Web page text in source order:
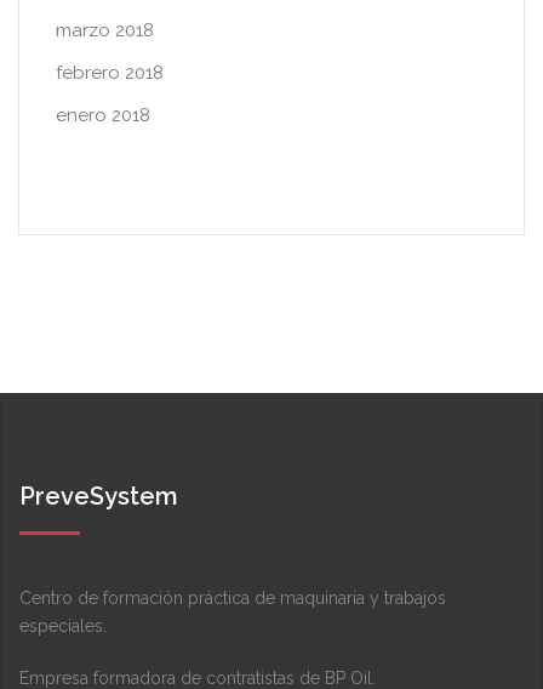
marzo 2018
febrero 2018
enero 2018
PreveSystem
Centro de formación práctica de maquinaria y trabajos
especiales.
Empresa formadora de contratistas de BP Oil.